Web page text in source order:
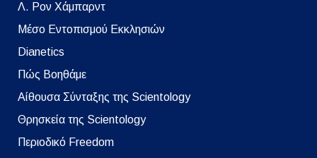
Λ. Ρον Χάμπαρντ
Μέσο Εντοπισμού Εκκλησιών
Dianetics
Πώς Βοηθάμε
Αίθουσα Σύνταξης της Scientology
Θρησκεία της Scientology
Περιοδικό Freedom